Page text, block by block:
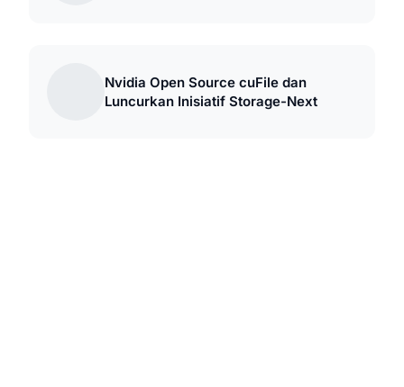
Nvidia Open Source cuFile dan
Luncurkan Inisiatif Storage-Next